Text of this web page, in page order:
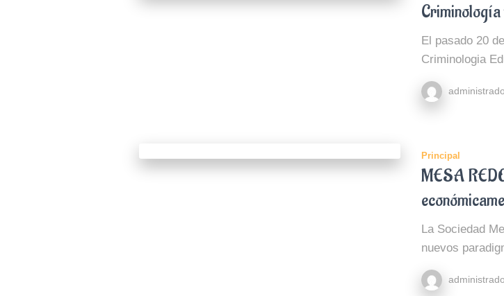
El pasado 20
Criminologia
Principal
MESA
La Sociedad
nuevos